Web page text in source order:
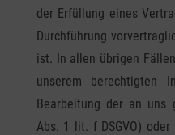
der Erfüllung eines
Durchführung
ist. In allen übrigen
unserem berechtigten
Bearbeitung der an uns
Abs. 1 lit. f DSGVO)